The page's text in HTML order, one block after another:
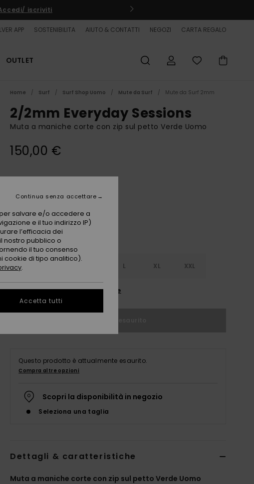
iscriviti
APP SOSTENIBILITA AIUTO & CONTATTI NEGOZI CARTA REGALO
OUTLET
Home Surf Surf Shop Uomo Mute da Surf Mute da Surf 2mm
2/2mm Everyday Sessions
Muta a maniche corte con zip sul petto Verde Uomo
150,00 €
L XL XXL
Consulta la guida alle taglie
Questo prodotto è attualmente esaurito.
Compra altre opzioni
Scopri la disponibilità in negozio
Seleziona una taglia
Dettagli & caratteristiche
Muta a maniche corte con zip sul petto Verde Uomo
salvare e/o accedere a
e il tuo indirizzo IP)
l’efficacia dei
nostro pubblico o
il tuo consenso
cookie di tipo analitico).
.
Continua senza accettare
Accetta tutti